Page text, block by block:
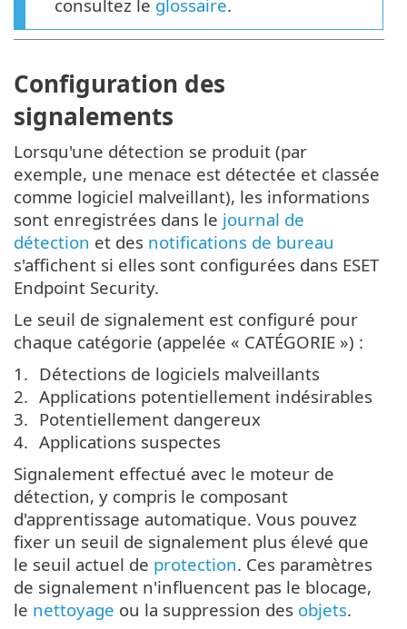
consultez le glossaire.
Configuration des
signalements
Lorsqu'une détection se produit (par
exemple, une menace est détectée et classée
comme logiciel malveillant), les informations
sont enregistrées dans le journal de
détection et des notifications de bureau
s'affichent si elles sont configurées dans ESET
Endpoint Security.
Le seuil de signalement est configuré pour
chaque catégorie (appelée « CATÉGORIE ») :
Détections de logiciels malveillants
Applications potentiellement indésirables
Potentiellement dangereux
Applications suspectes
Signalement effectué avec le moteur de
détection, y compris le composant
d'apprentissage automatique. Vous pouvez
fixer un seuil de signalement plus élevé que
le seuil actuel de protection. Ces paramètres
de signalement n'influencent pas le blocage,
le nettoyage ou la suppression des objets.